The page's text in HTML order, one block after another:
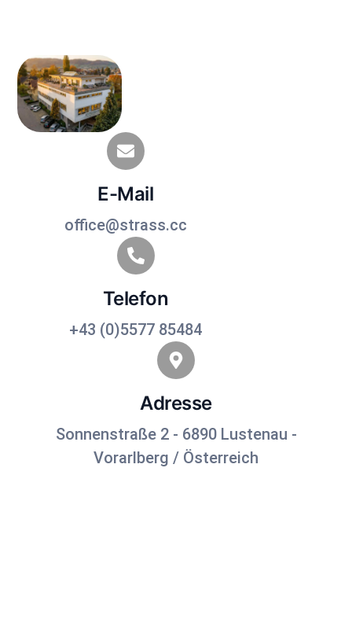
E-Mail
office@strass.cc
Telefon
+43 (0)5577 85484
Adresse
Sonnenstraße 2 - 6890 Lustenau -
Vorarlberg / Österreich